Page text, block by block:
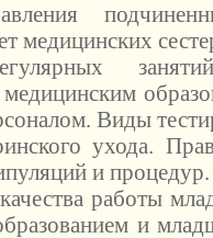
медицинских
медицинским
Виды
ухода.
и процедур.
работы
и